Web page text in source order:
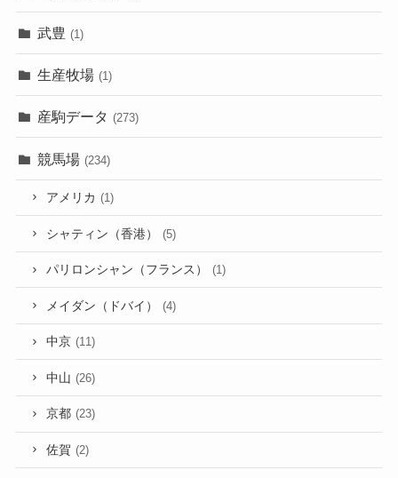
武豊 (1)
生産牧場 (1)
産駒データ (273)
競馬場 (234)
アメリカ (1)
シャティン（香港） (5)
パリロンシャン（フランス） (1)
メイダン（ドバイ） (4)
中京 (11)
中山 (26)
京都 (23)
佐賀 (2)